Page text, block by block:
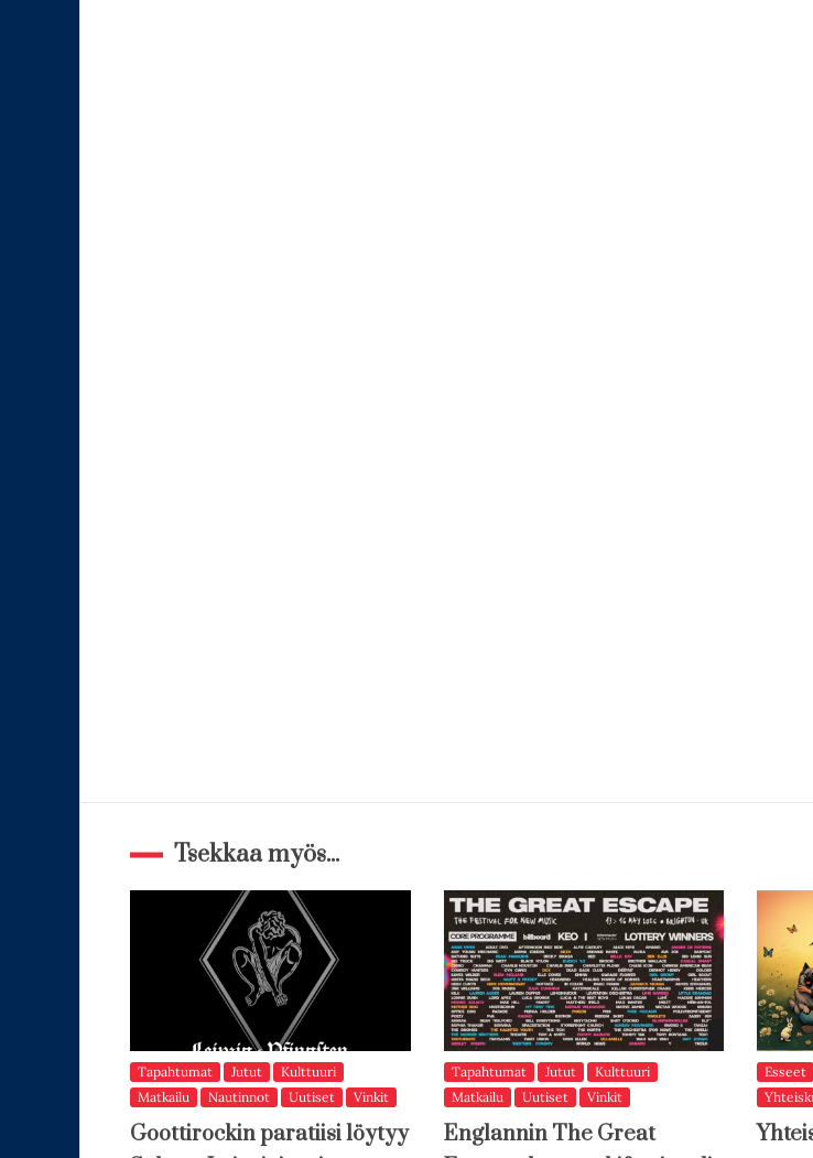
Tsekkaa myös...
Tapahtumat Jutut
Kulttuuri
Matkailu
Nautinnot Uutiset Vinkit
Goottirockin paratiisi löytyy
Tapahtumat Jutut
Kulttuuri
Matkailu
Uutiset Vinkit
Englannin The Great
Esseet